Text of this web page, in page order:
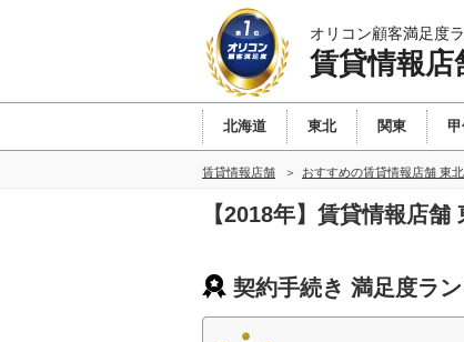
オリコン顧客満足度
賃貸情報店
北海道 東北 関東
賃貸情報店舗 おすすめの賃貸情報店舗 東
【2018年】賃貸情報店
契約手続き 満足度ラ